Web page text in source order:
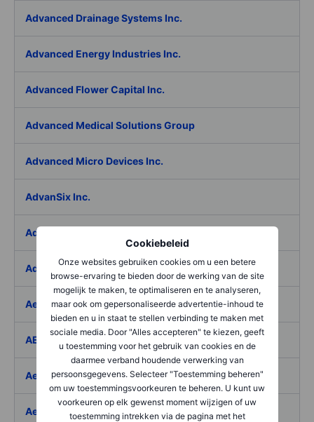
Cookiebeleid
Onze websites gebruiken cookies om u een betere
browse-ervaring te bieden door de werking van de site
mogelijk te maken, te optimaliseren en te analyseren,
maar ook om gepersonaliseerde advertentie-inhoud te
bieden en u in staat te stellen verbinding te maken met
sociale media. Door "Alles accepteren" te kiezen, geeft
u toestemming voor het gebruik van cookies en de
daarmee verband houdende verwerking van
persoonsgegevens. Selecteer "Toestemming beheren"
om uw toestemmingsvoorkeuren te beheren. U kunt uw
voorkeuren op elk gewenst moment wijzigen of uw
toestemming intrekken via de pagina met het
Advanced Drainage Systems Inc.
Advanced Energy Industries Inc.
Advanced Flower Capital Inc.
Advanced Medical Solutions Group
Advanced Micro Devices Inc.
AdvanSix Inc.
Advantage Solutions Inc.
Adyen NV
Aebi Schmidt Holding AG
AECOM
Aedes SpA
Aedifica SICAFI SA